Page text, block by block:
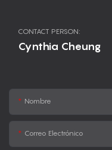
CONTACT PERSON:
Cynthia Cheung
Nombre
Correo Electrónico